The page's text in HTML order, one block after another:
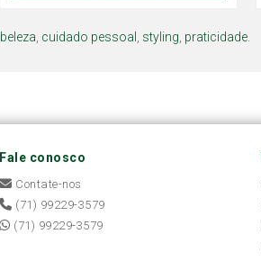
beleza cuidado pessoal styling praticidade.
Fale conosco
Contate-nos
(71) 99229-3579
(71) 99229-3579